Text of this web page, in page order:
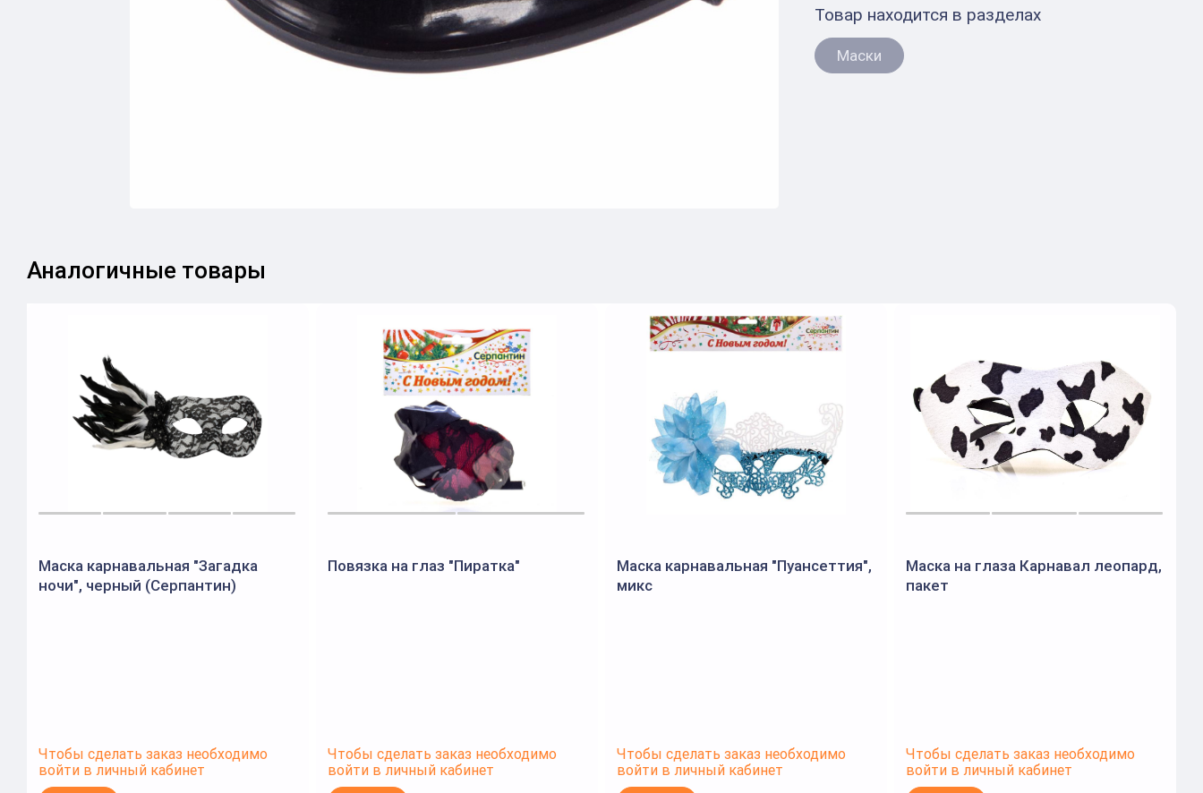
Товар находится в разделах
Маски
Аналогичные товары
Маска карнавальная "Загадка
ночи", черный (Серпантин)
Чтобы сделать заказ необходимо
войти в личный кабинет
Повязка на глаз "Пиратка"
Чтобы сделать заказ необходимо
войти в личный кабинет
Маска карнавальная "Пуансеттия",
микс
Чтобы сделать заказ необходимо
войти в личный кабинет
Маска на глаза Карнавал леопард,
пакет
Чтобы сделать заказ необходимо
войти в личный кабинет